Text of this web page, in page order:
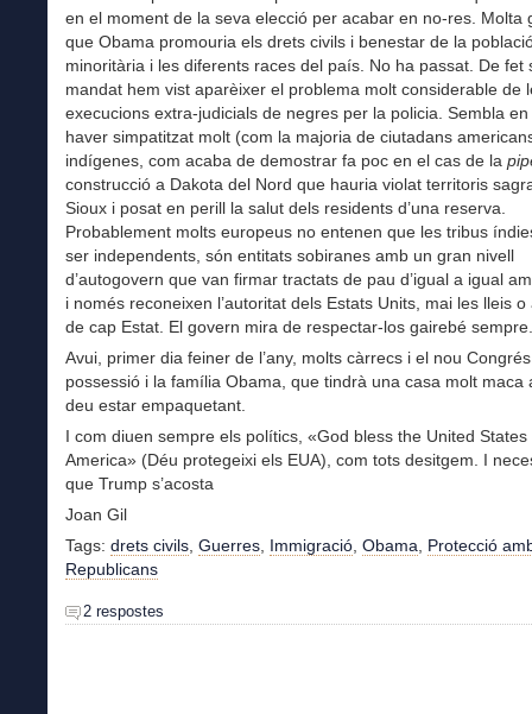
en el moment de la seva elecció per acabar en no-res. Molta
que Obama promouria els drets civils i benestar de la
minoritària i les diferents races del país. No ha passat. De fet
mandat hem vist aparèixer el problema molt considerable de
execucions extra-judicials de negres per la policia. Sembla en
haver simpatitzat molt (com la majoria de ciutadans
indígenes, com acaba de demostrar fa poc en el cas de la
construcció a Dakota del Nord que hauria violat territoris
Sioux i posat en perill la salut dels residents d’una reserva.
Probablement molts europeus no entenen que les tribus
ser independents, són entitats sobiranes amb un gran nivell
d’autogovern que van firmar tractats de pau d’igual a igual
i només reconeixen l’autoritat dels Estats Units, mai les lleis o
de cap Estat. El govern mira de respectar-los gairebé sempre.
Avui, primer dia feiner de l’any, molts càrrecs i el nou
possessió i la família Obama, que tindrà una casa molt maca
deu estar empaquetant.
I com diuen sempre els polítics, «God bless the United States
America» (Déu protegeixi els EUA), com tots desitgem. I
que Trump s’acosta
Joan Gil
Tags: drets civils Guerres Immigració Obama
Protecció
Republicans
2 respostes